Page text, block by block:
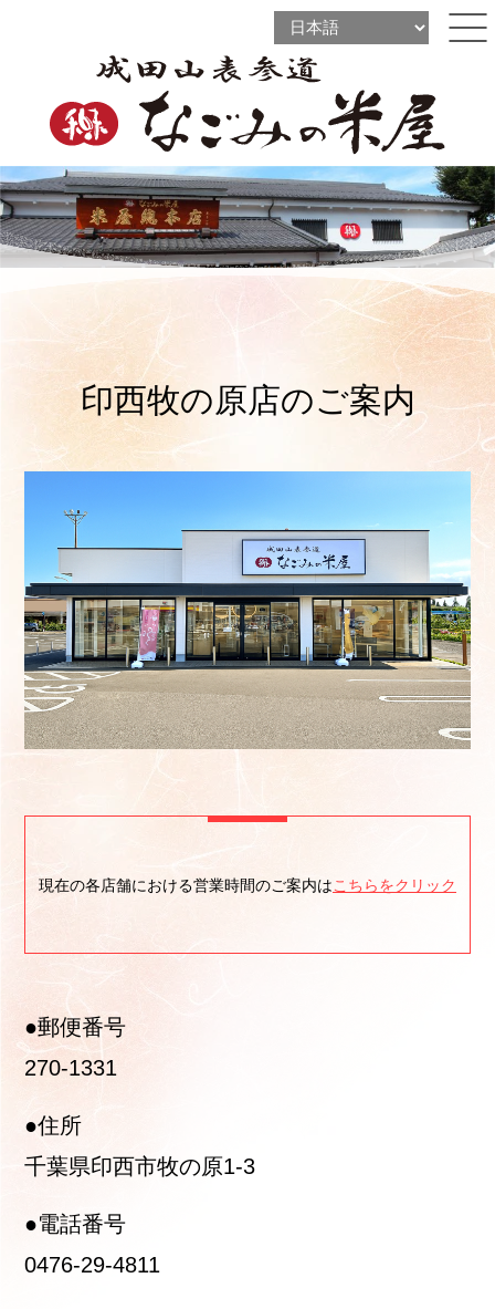
ine
印西牧の原店のご案内
現在の各店舗における営業時間のご案内はこちらをクリック
●郵便番号
270-1331
●住所
千葉県印西市牧の原1-3
●電話番号
0476-29-4811